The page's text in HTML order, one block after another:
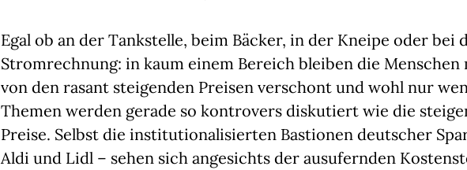
Egal ob an der Tankstelle, beim Bäcker, in der Kneipe oder bei
Stromrechnung: in kaum einem Bereich bleiben die Menschen
von den rasant steigenden Preisen verschont und wohl nur
Themen werden gerade so kontrovers diskutiert wie die
Preise. Selbst die institutionalisierten Bastionen deutscher
Aldi und Lidl – sehen sich angesichts der ausufernden